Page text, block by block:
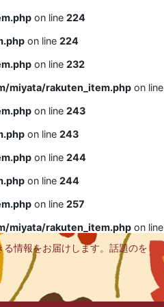
on line 224
on line 224
on line 232
miyata/rakuten_item.php on line
on line 243
on line 243
on line 244
on line 244
on line 257
miyata/rakuten_item.php on line
情報をお届けします。話題のを